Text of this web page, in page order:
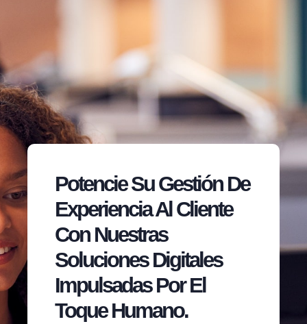
Potencie Su Gestión De
Experiencia Al Cliente
Con Nuestras
Soluciones Digitales
Impulsadas Por El
Toque Humano.